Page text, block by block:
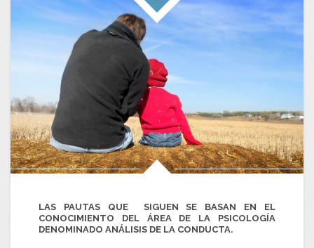
LAS PAUTASQUE SIGUEN SE BASAN EN EL
CONOCIMIENTO DEL ÁREA DE LA PSICOLOGÍA
DENOMINADO ANÁLISIS DE LA CONDUCTA.